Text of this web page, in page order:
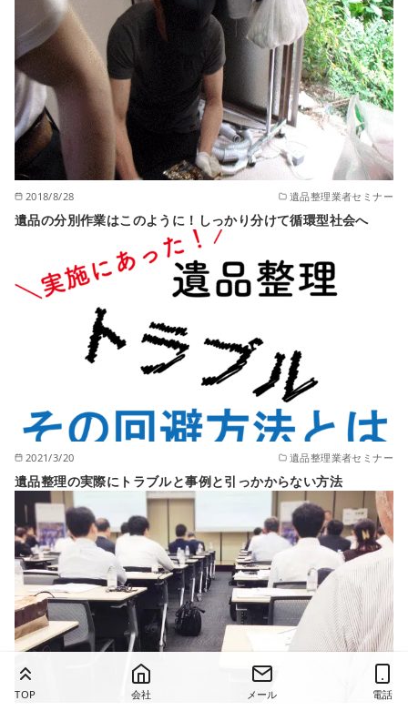
2018/8/28 遺品整理業者セミナー
遺品の分別作業はこのように！しっかり分けて循環型社会へ
2021/3/20 遺品整理業者セミナー
遺品整理の実際にトラブルと事例と引っかからない方法
TOP 会社 メール 電話